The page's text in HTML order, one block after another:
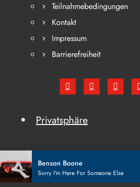
Teilnahmebedingungen
Kontakt
Impressum
Barrierefreiheit
Privatsphäre
Benson Boone
Sorry I'm Here For Someone Else